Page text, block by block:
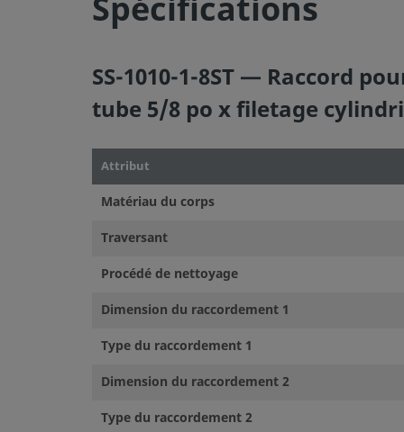
Spécifications
SS-1010-1-8ST — Raccord
tube 5/8 po x filetage
Attribut
Matériau du corps
Traversant
Procédé de nettoyage
Dimension du raccordement 1
Type du raccordement 1
Dimension du raccordement 2
Type du raccordement 2